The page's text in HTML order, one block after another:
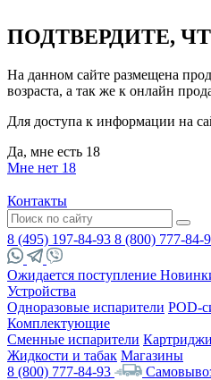
ПОДТВЕРДИТЕ,
На данном сайте размещена
возраста, а так же к онлайн
Для доступа к информации на
Да, мне есть 18
Мне нет 18
Контакты
8 (495) 197-84-93 8 (800) 777-84-
Ожидается поступление
Устройства
Одноразовые испарители POD-
Комплектующие
Сменные испарители Картриджи
Жидкости и табак Магазины
8 (800) 777-84-93